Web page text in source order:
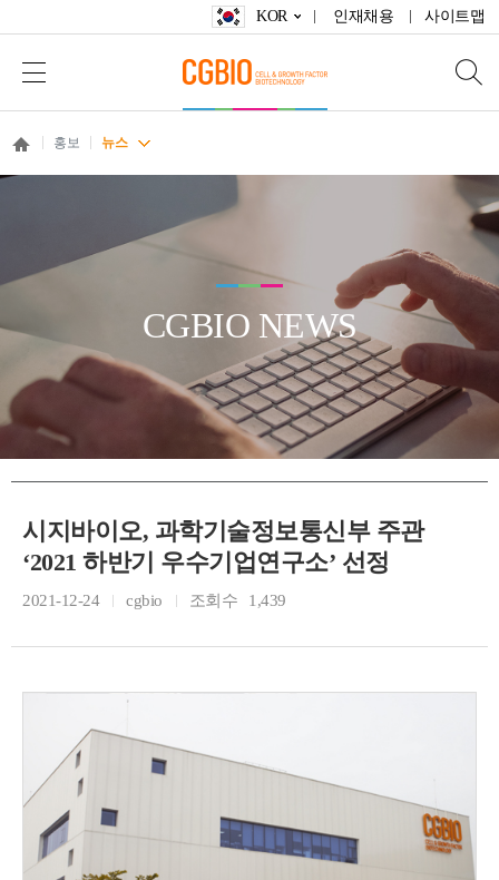
KOR 인재채용 사이트맵
홍보 뉴스
CGBIO NEWS
시지바이오, 과학기술정보통신부 주관
‘2021 하반기 우수기업연구소’ 선정
2021-12-24 cgbio 조회수 1,439